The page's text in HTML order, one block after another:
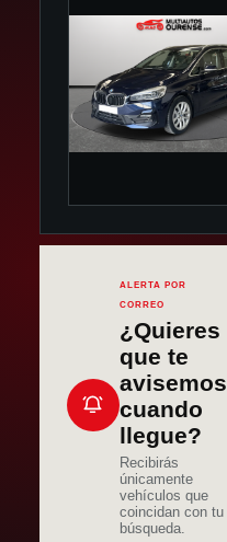
ALERTA POR
CORREO
¿Quieres
que te
avisemos
cuando
llegue?
Recibirás
únicamente
vehículos que
coincidan con tu
búsqueda.